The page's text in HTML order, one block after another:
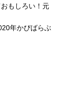
もしろい！元
年かぴばらぶ